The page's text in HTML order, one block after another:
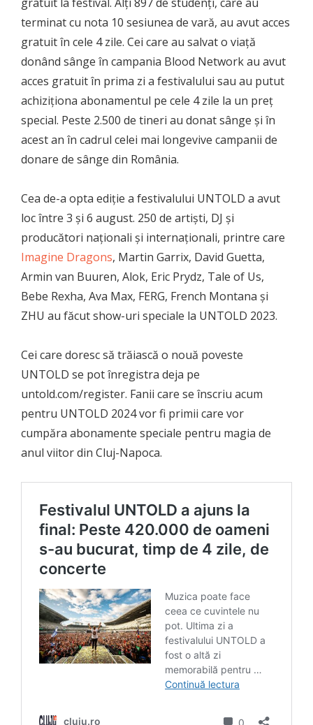
terminat cu nota 10 sesiunea de vară, au avut acces
gratuit în cele 4 zile. Cei care au salvat o viață
donând sânge în campania Blood Network au avut
acces gratuit în prima zi a festivalului sau au putut
achiziționa abonamentul pe cele 4 zile la un preț
special. Peste 2.500 de tineri au donat sânge și în
acest an în cadrul celei mai longevive campanii de
donare de sânge din România.
Cea de-a opta ediție a festivalului UNTOLD a avut
loc între 3 și 6 august. 250 de artiști, DJ și
producători naționali și internaționali, printre care
Imagine Dragons, Martin Garrix, David Guetta,
Armin van Buuren, Alok, Eric Prydz, Tale of Us,
Bebe Rexha, Ava Max, FERG, French Montana și
ZHU au făcut show-uri speciale la UNTOLD 2023.
Cei care doresc să trăiască o nouă poveste
UNTOLD se pot înregistra deja pe
untold.com/register. Fanii care se înscriu acum
pentru UNTOLD 2024 vor fi primii care vor
cumpăra abonamente speciale pentru magia de
anul viitor din Cluj-Napoca.